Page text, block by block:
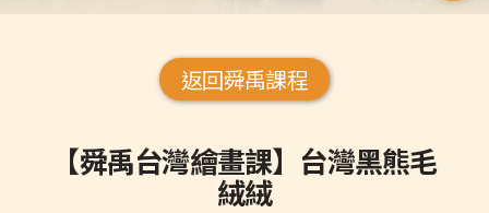
返回舜禹課程
【舜禹台灣繪畫課】台灣黑熊毛
絨絨